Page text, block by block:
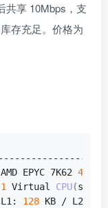
共享 10Mbps，支
存充足。价格为
系统
AMD EPYC 7K62 48
1 Virtual CPU(s
L1: 128 KB / L2: